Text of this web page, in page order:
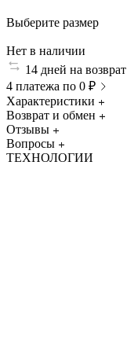
Выберите размер
Нет в наличии
14 дней на возврат
4 платежа по 0 ₽
Характеристики
Возврат и обмен
Отзывы
Вопросы
ТЕХНОЛОГИИ